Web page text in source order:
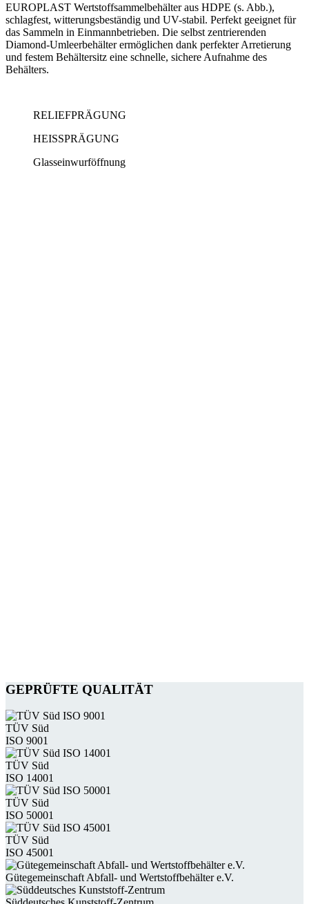
EUROPLAST Wertstoffsammelbehälter aus HDPE (s. Abb.),
schlagfest, witterungsbeständig und UV-stabil. Perfekt geeignet für
das Sammeln in Einmannbetrieben. Die selbst zentrierenden
Diamond-Umleerbehälter ermöglichen dank perfekter Arretierung
und festem Behältersitz eine schnelle, sichere Aufnahme des
Behälters.
RELIEFPRÄGUNG
HEISSPRÄGUNG
Glasseinwurföffnung
GEPRÜFTE QUALITÄT
TÜV Süd
ISO 9001
TÜV Süd
ISO 14001
TÜV Süd
ISO 50001
TÜV Süd
ISO 45001
Güte­gemein­schaft Abfall- und Wert­stoff­behälter e.V.